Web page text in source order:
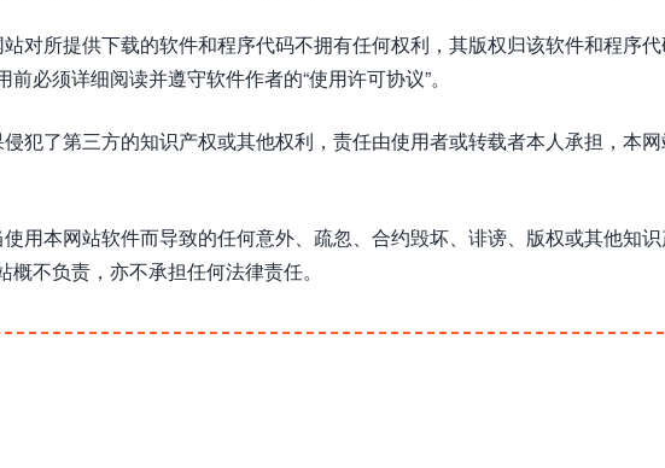
对所提供下载的软件和程序代码不拥有任何权利，其版权归该软件和程序
必须详细阅读并遵守软件作者的“使用许可协议”。
犯了第三方的知识产权或其他权利，责任由使用者或转载者本人承担，本
用本网站软件而导致的任何意外、疏忽、合约毁坏、诽谤、版权或其他知
不负责，亦不承担任何法律责任。